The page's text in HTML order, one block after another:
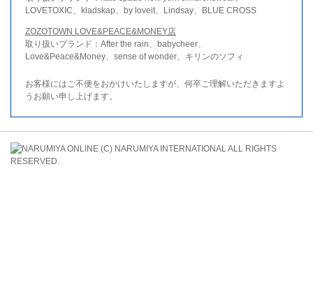
LOVETOXIC、kladskap、by loveit、Lindsay、BLUE CROSS
ZOZOTOWN LOVE&PEACE&MONEY店
取り扱いブランド：After the rain、babycheer、
Love&Peace&Money、sense of wonder、キリンのソフィ
お客様にはご不便をおかけいたしますが、何卒ご理解いただきますよ
うお願い申し上げます。